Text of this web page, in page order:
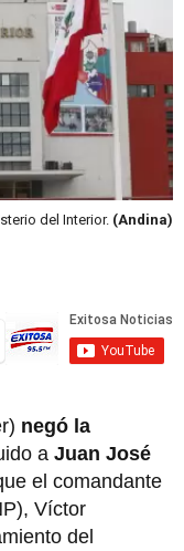
del Interior. (Andina)
negó la
a Juan José
el comandante
Víctor
del